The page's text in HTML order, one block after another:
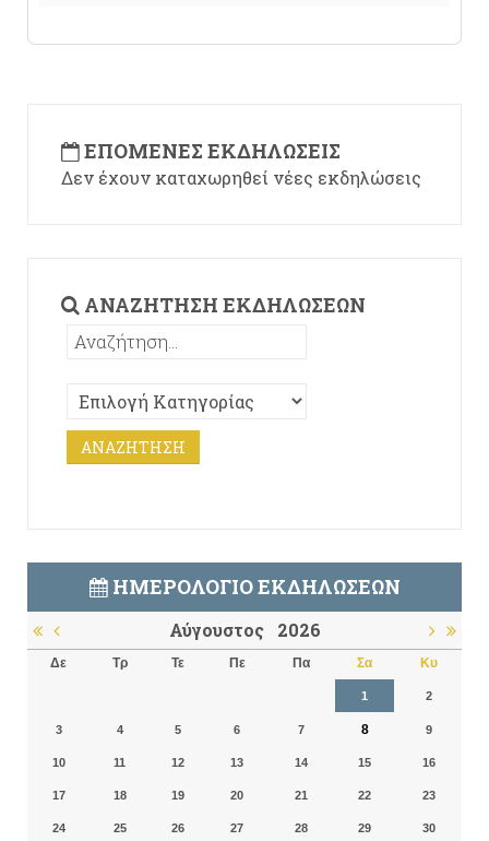
ΕΠΌΜΕΝΕΣ ΕΚΔΗΛΏΣΕΙΣ
Δεν έχουν καταχωρηθεί νέες εκδηλώσεις
ΑΝΑΖΉΤΗΣΗ ΕΚΔΗΛΏΣΕΩΝ
ΗΜΕΡΟΛΌΓΙΟ ΕΚΔΗΛΏΣΕΩΝ
Αύγουστος 2026
Δε Τρ Τε Πε Πα Σα Κυ
1 2
3 4 5 6 7 8 9
10 11 12 13 14 15 16
17 18 19 20 21 22 23
24 25 26 27 28 29 30